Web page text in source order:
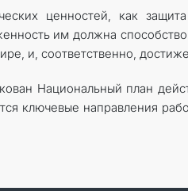
ценностей, как
им должна
и, соответственно,
Национальный план
ключевые направления